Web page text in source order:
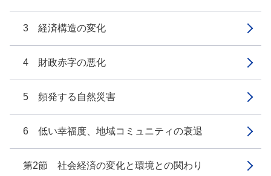
3 経済構造の変化
4 財政赤字の悪化
5 頻発する自然災害
6 低い幸福度、地域コミュニティの衰退
第2節 社会経済の変化と環境との関わり